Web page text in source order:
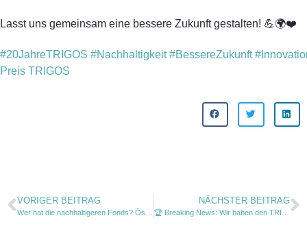
Lasst uns gemeinsam eine bessere Zukunft gestalten! 💪🌍❤️
#20JahreTRIGOS #Nachhaltigkeit #BessereZukunft
Preis TRIGOS
VORIGER BEITRAG NÄCHSTER BEITRAG